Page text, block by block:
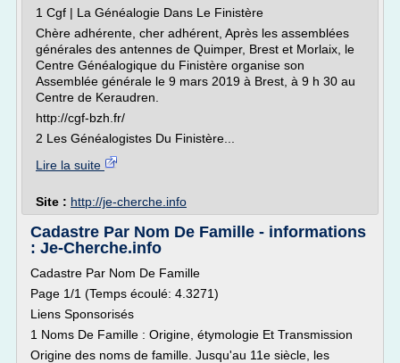
1 Cgf | La Généalogie Dans Le Finistère
Chère adhérente, cher adhérent, Après les assemblées
générales des antennes de Quimper, Brest et Morlaix, le
Centre Généalogique du Finistère organise son
Assemblée générale le 9 mars 2019 à Brest, à 9 h 30 au
Centre de Keraudren.
http://cgf-bzh.fr/
2 Les Généalogistes Du Finistère...
Lire la suite
Site : http://je-cherche.info
Cadastre Par Nom De Famille - informations
: Je-Cherche.info
Cadastre Par Nom De Famille
Page 1/1 (Temps écoulé: 4.3271)
Liens Sponsorisés
1 Noms De Famille : Origine, étymologie Et Transmission
Origine des noms de famille. Jusqu'au 11e siècle, les